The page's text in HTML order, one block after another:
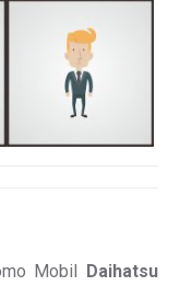
Mobil Daihatsu